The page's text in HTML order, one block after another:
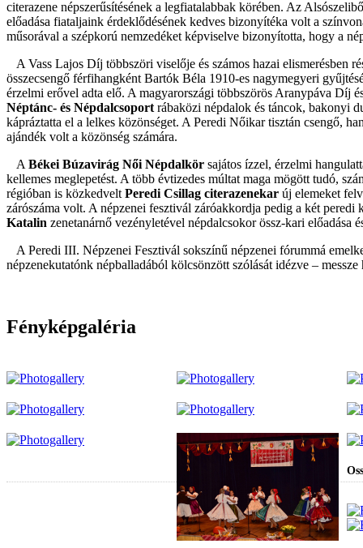
citerazene népszerűsítésének a legfiatalabbak körében. Az
előadása fiataljaink érdeklődésének kedves bizonyítéka volt a
műsorával a szépkorú nemzedéket képviselve bizonyította, hogy a
A Vass Lajos Díj többszöri viselője és számos hazai elismerésben
összecsengő férfihangként Bartók Béla 1910-es nagymegyeri
érzelmi erővel adta elő. A magyarországi többszörös Aranypáva Díj
Néptánc- és Népdalcsoport rábaközi népdalok és táncok, bakonyi
kápráztatta el a lelkes közönséget. A Peredi Nőikar tisztán csengő,
ajándék volt a közönség számára.
A Békei Búzavirág Női Népdalkör sajátos ízzel, érzelmi
kellemes meglepetést. A több évtizedes múltat maga mögött tudó,
régióban is közkedvelt Peredi Csillag citerazenekar új elemeket
zárószáma volt. A népzenei fesztivál záróakkordja pedig a két
Katalin zenetanárnő vezényletével népdalcsokor össz-kari előadása
A Peredi III. Népzenei Fesztivál sokszínű népzenei fórummá
népzenekutatónk népballadából kölcsönzött szólását idézve –
Fényképgaléria